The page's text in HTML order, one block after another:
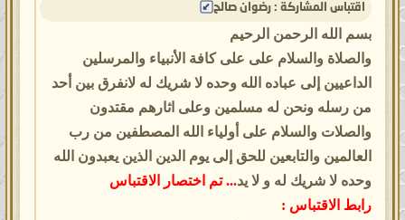
اقتباس المشاركة : رضوان صالح
بسم الله الرحمن الرحيم
والصلاة والسلام على على كافة الأنبياء والمرسلين
الداعيين إلى عباده الله وحده لا شريك له لانفرق بين أحد
من رسله ونحن له مسلمين وعلى اثارهم مقتدون
والصلات والسلام على أولياء الله المصطفين من رب
العالمين والتابعين للحق إلى يوم الدين الذين يعبدون الله
وحده لا شريك له و لا يد... تم اختصار الاقتباس
رابط الاقتباس :